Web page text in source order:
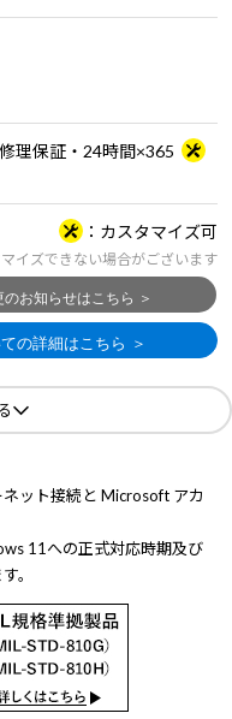
理保証・24時間×365
カスタマイズ可
イズできない場合がございます
ット接続と Microsoft アカ
11への正式対応時期及び
。